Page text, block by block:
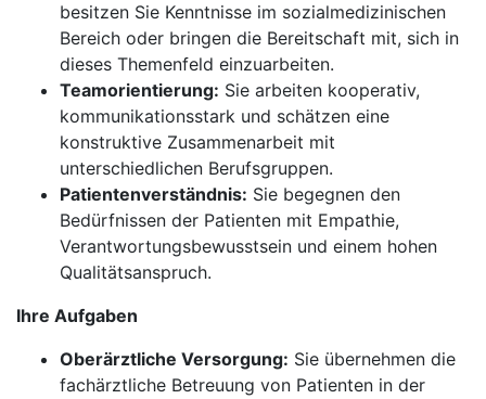
besitzen Sie Kenntnisse im sozialmedizinischen
Bereich oder bringen die Bereitschaft mit, sich in
dieses Themenfeld einzuarbeiten.
Teamorientierung: Sie arbeiten kooperativ,
kommunikationsstark und schätzen eine
konstruktive Zusammenarbeit mit
unterschiedlichen Berufsgruppen.
Patientenverständnis: Sie begegnen den
Bedürfnissen der Patienten mit Empathie,
Verantwortungsbewusstsein und einem hohen
Qualitätsanspruch.
Ihre Aufgaben
Oberärztliche Versorgung: Sie übernehmen die
fachärztliche Betreuung von Patienten in der